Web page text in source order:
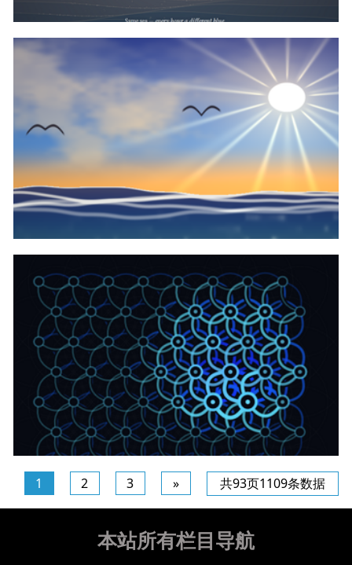
canvas实现海面日出日落时间调节景色代码
canvas+webgl实现沙滩景色动画代码
1 2 3 » 共93页1109条数据
本站所有栏目导航